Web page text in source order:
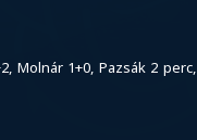
Molnár 1+0, Pazsák 2 perc,